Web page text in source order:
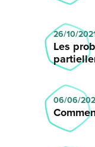
26/10/
Les
06/06/